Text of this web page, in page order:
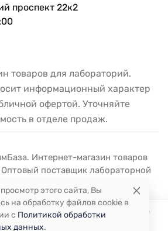
проспект 22к2
товаров для лабораторий.
информационный характер
офертой. Уточняйте
в отделе продаж.
Интернет-магазин товаров
поставщик лабораторной
этого сайта, Вы
на обработку файлов cookie в
с Политикой обработки
данных.